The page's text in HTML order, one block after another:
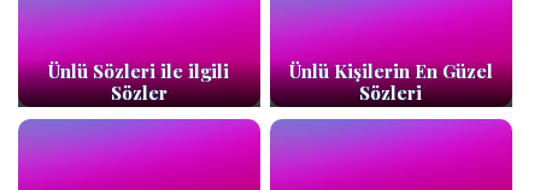
Ünlü Sözleri ile ilgili
Sözler
Ünlü Kişilerin En Güzel
Sözleri